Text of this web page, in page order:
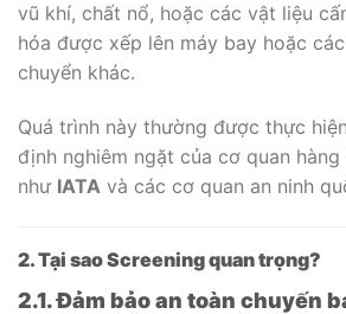
vũ khí, chất nổ, hoặc các vật liệu
hóa được xếp lên máy bay hoặc
chuyển khác.
Quá trình này thường được thực
định nghiêm ngặt của cơ quan
như IATA và các cơ quan an ninh
2. Tại sao Screening quan trọng?
2.1. Đảm bảo an toàn chuyến